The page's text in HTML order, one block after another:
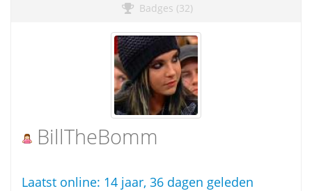
Badges (32)
BillTheBomm
Laatst online: 14 jaar, 36 dagen geleden